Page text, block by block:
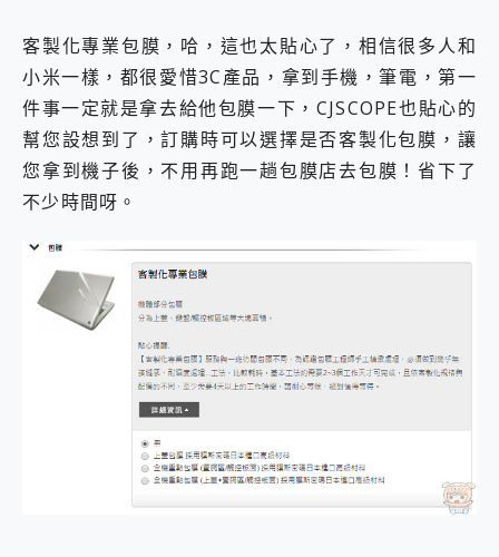
客製化專業包膜，哈，這也太貼心了，相信很多人和
小米一樣，都很愛惜3C產品，拿到手機，筆電，第一
件事一定就是拿去給他包膜一下，CJSCOPE也貼心的
幫您設想到了，訂購時可以選擇是否客製化包膜，讓
您拿到機子後，不用再跑一趟包膜店去包膜！省下了
不少時間呀。